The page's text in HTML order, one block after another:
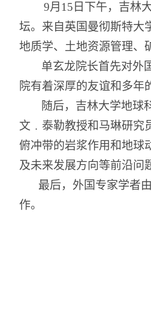
9月 15 日下午，吉林
坛。来自英国曼彻斯特大
地质学、土地资源管理、
单玄龙院长首先对外
院有着深厚的友谊和多年
随后，吉林大学地球
文﹒泰勒教授和马琳研究
俯冲带的岩浆作用和地球
及未来发展方向等前沿问
最后，外国专家学者
作。